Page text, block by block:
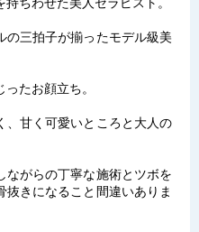
の三拍子が揃ったモデル級美
たお顔立ち。
、甘く可愛いところと大人の
ながらの丁寧な施術とツボを
きになること間違いありま